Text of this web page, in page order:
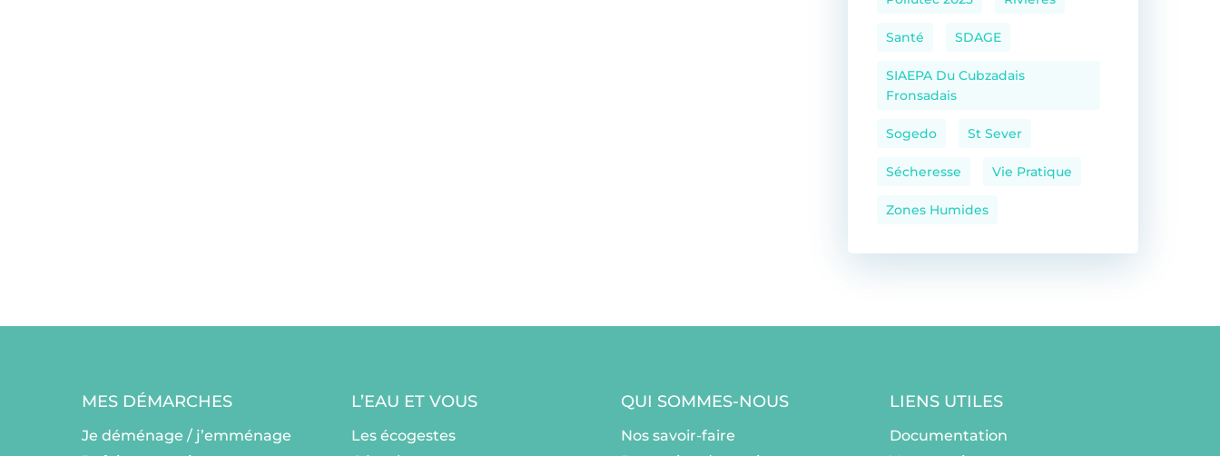
Santé SDAGE
SIAEPA Du Cubzadais
Fronsadais
Sogedo St Sever
Sécheresse Vie Pratique
Zones Humides
MES DÉMARCHES
Je déménage / j’emménage
L’EAU ET VOUS
Les écogestes
QUI SOMMES-NOUS
Nos savoir-faire
LIENS UTILES
Documentation